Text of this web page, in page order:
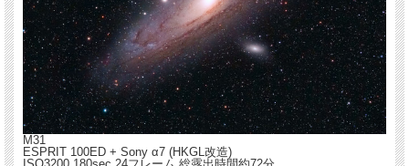
M31
ESPRIT 100ED + Sony α7 (HKGL改造)